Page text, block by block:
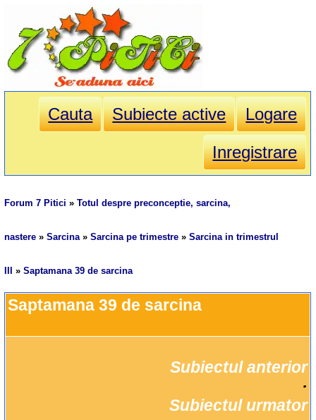
Cauta Subiecte active
Logare
Inregistrare
Forum 7 Pitici »Totul despre preconceptie, sarcina,
nastere »Sarcina»Sarcina pe trimestre »Sarcina in trimestrul
»Saptamana 39 de sarcina
Saptamana 39 de sarcina
Subiectul anterior
Subiectul urmator